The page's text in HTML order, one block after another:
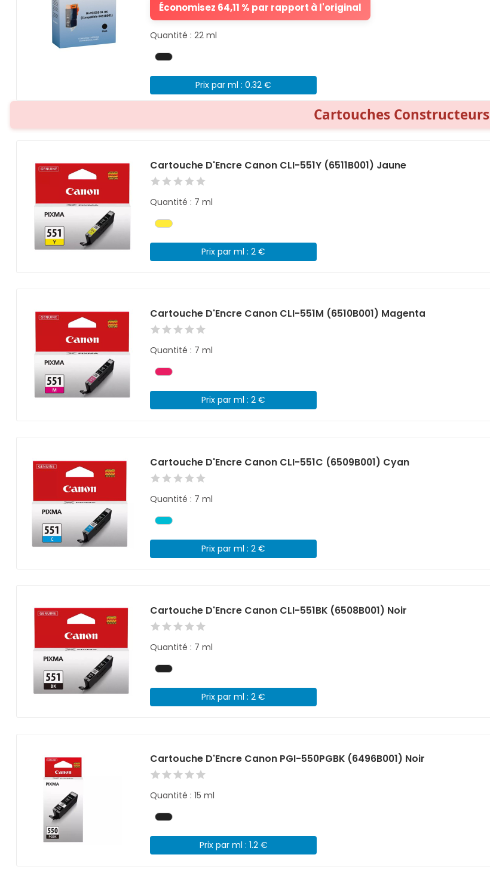
Économisez 64,11 % par rapport à l'original
Quantité : 22 ml
Prix par ml : 0.32 €
Cartouches Constructeurs
Cartouche D'Encre Canon CLI-551Y (6511B001) Jaune
Quantité : 7 ml
Prix par ml : 2 €
Cartouche D'Encre Canon CLI-551M (6510B001) Magenta
Quantité : 7 ml
Prix par ml : 2 €
Cartouche D'Encre Canon CLI-551C (6509B001) Cyan
Quantité : 7 ml
Prix par ml : 2 €
Cartouche D'Encre Canon CLI-551BK (6508B001) Noir
Quantité : 7 ml
Prix par ml : 2 €
Cartouche D'Encre Canon PGI-550PGBK (6496B001) Noir
Quantité : 15 ml
Prix par ml : 1.2 €